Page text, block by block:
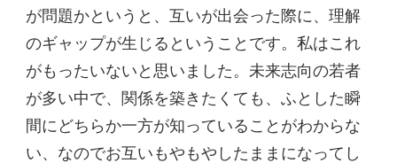
が問題かというと、互いが出会った際に、理解
のギャップが生じるということです。私はこれ
がもったいないと思いました。未来志向の若者
が多い中で、関係を築きたくても、ふとした瞬
間にどちらか一方が知っていることがわからな
い、なのでお互いもやもやしたままになってし